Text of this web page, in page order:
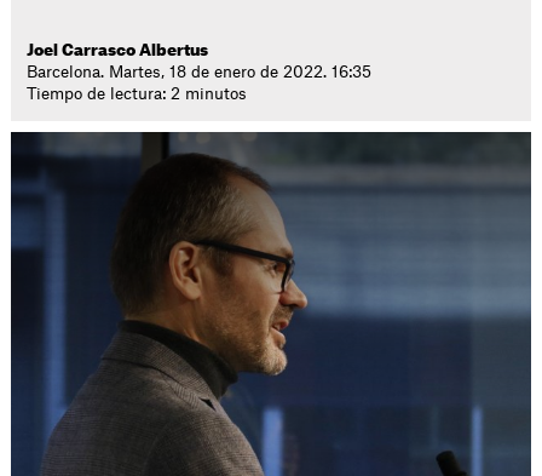
Joel Carrasco Albertus
Barcelona. Martes, 18 de enero de 2022. 16:35
Tiempo de lectura: 2 minutos